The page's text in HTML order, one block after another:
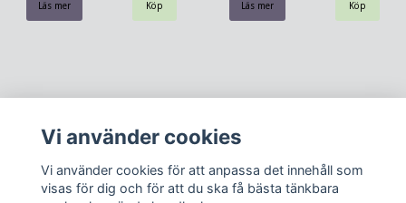
Läs mer Läs mer
Vi använder cookies
Vi använder cookies för att anpassa det innehåll som
visas för dig och för att du ska få bästa tänkbara